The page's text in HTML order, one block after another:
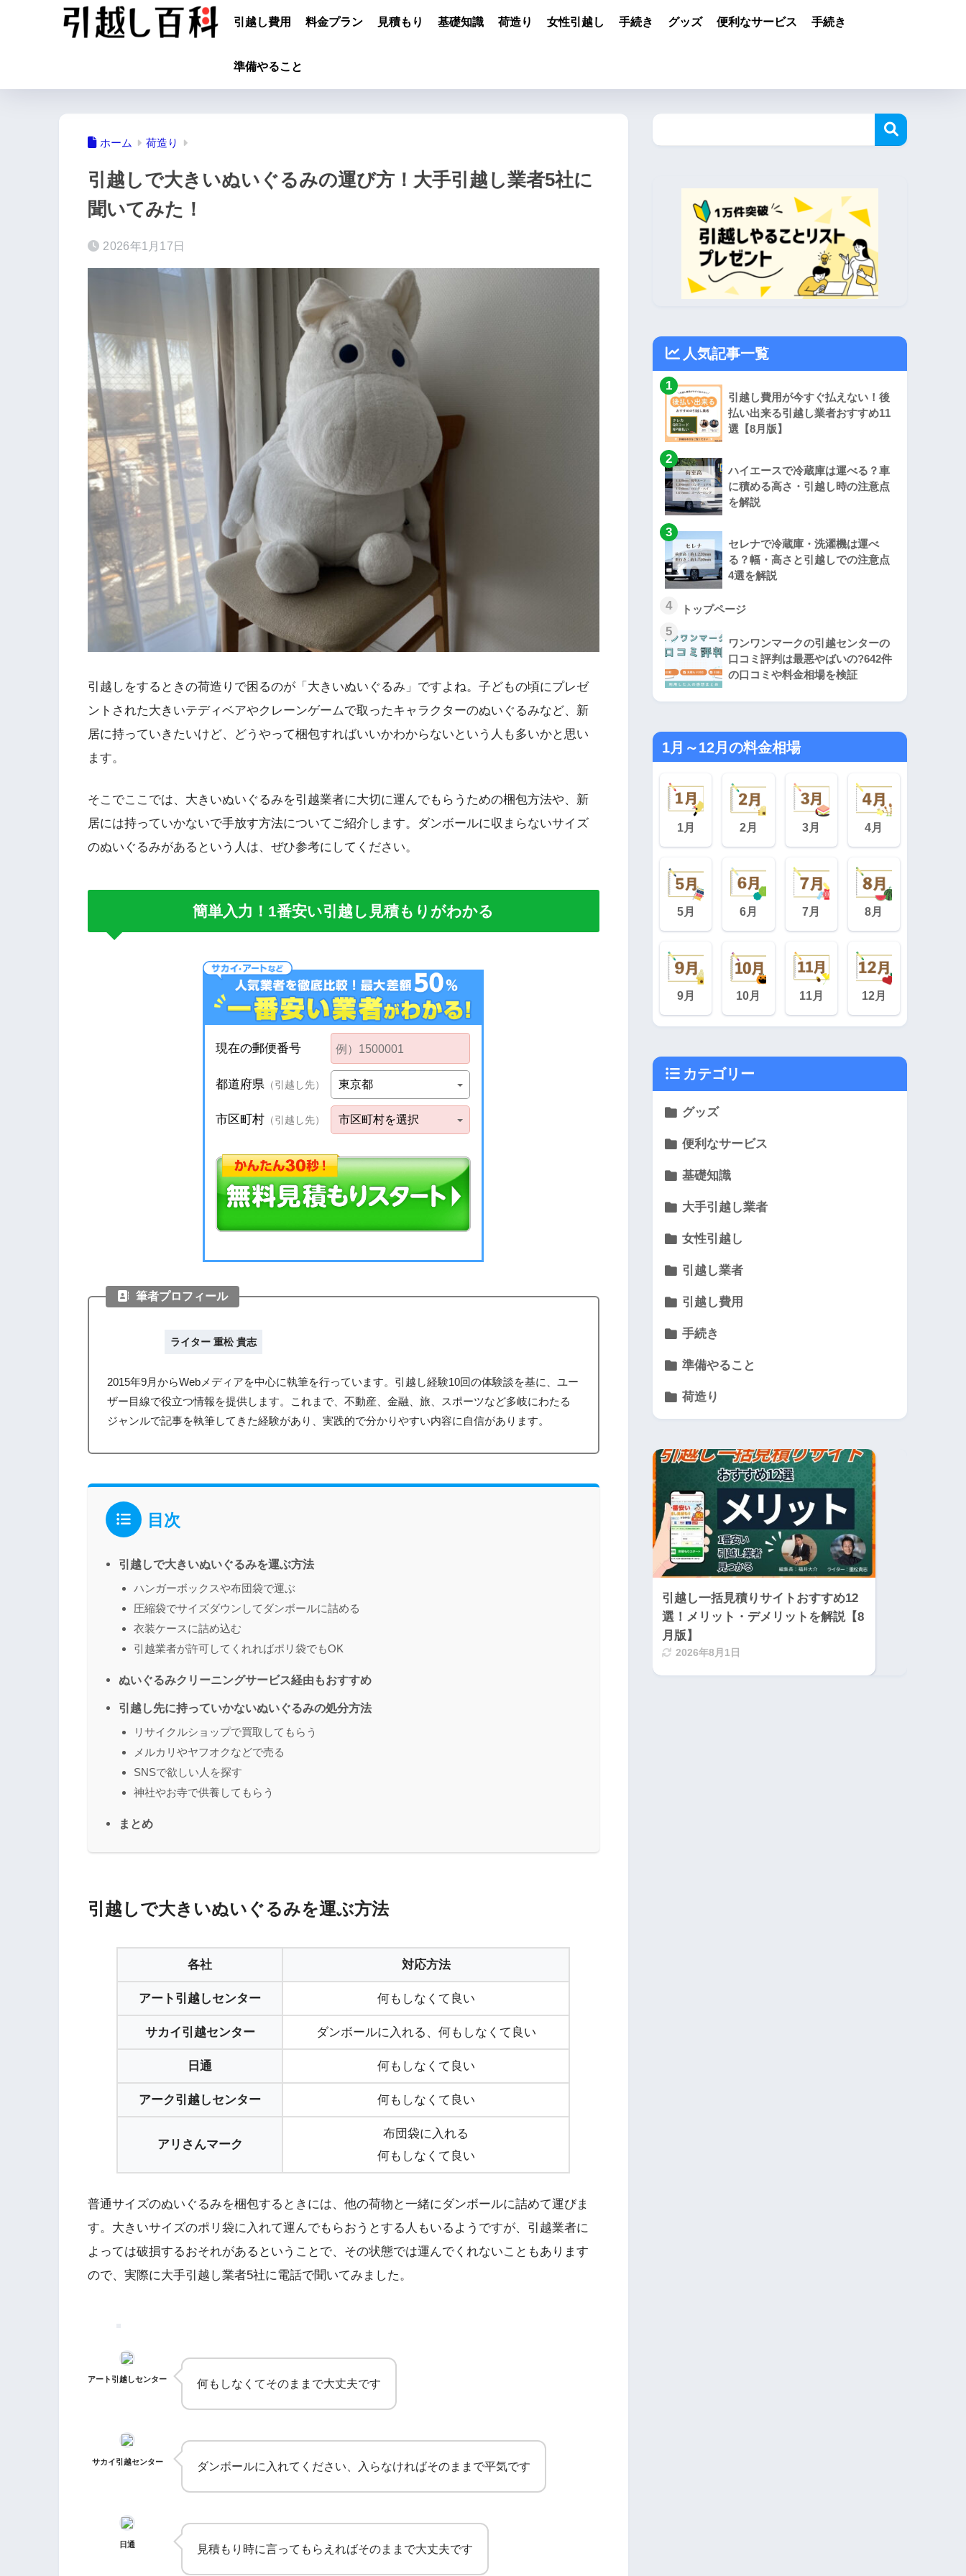
引越し費用 料金プラン 見積もり 基礎知識 荷造り 女性引越し 手続き グッズ 便利なサービス 手続き
準備やること
ホーム 荷造り
引越しで大きいぬいぐるみの運び方！大手引越し業者5社に
聞いてみた！
2026年1月17日
引越しをするときの荷造りで困るのが「大きいぬいぐるみ」ですよね。子どもの頃にプレゼ
ントされた大きいテディベアやクレーンゲームで取ったキャラクターのぬいぐるみなど、新
居に持っていきたいけど、どうやって梱包すればいいかわからないという人も多いかと思い
ます。
そこでここでは、大きいぬいぐるみを引越業者に大切に運んでもらうための梱包方法や、新
居には持っていかないで手放す方法についてご紹介します。ダンボールに収まらないサイズ
のぬいぐるみがあるという人は、ぜひ参考にしてください。
簡単入力！1番安い引越し見積もりがわかる
筆者プロフィール
ライター 重松 貴志
2015年9月からWebメディアを中心に執筆を行っています。引越し経験10回の体験談を基に、ユー
ザー目線で役立つ情報を提供します。これまで、不動産、金融、旅、スポーツなど多岐にわたる
ジャンルで記事を執筆してきた経験があり、実践的で分かりやすい内容に自信があります。
目次
引越しで大きいぬいぐるみを運ぶ方法
ハンガーボックスや布団袋で運ぶ
圧縮袋でサイズダウンしてダンボールに詰める
衣装ケースに詰め込む
引越業者が許可してくれればポリ袋でもOK
ぬいぐるみクリーニングサービス経由もおすすめ
引越し先に持っていかないぬいぐるみの処分方法
リサイクルショップで買取してもらう
メルカリやヤフオクなどで売る
SNSで欲しい人を探す
神社やお寺で供養してもらう
まとめ
引越しで大きいぬいぐるみを運ぶ方法
各社 対応方法
アート引越しセンター 何もしなくて良い
サカイ引越センター ダンボールに入れる、何もしなくて良い
日通 何もしなくて良い
アーク引越しセンター 何もしなくて良い
アリさんマーク
布団袋に入れる
何もしなくて良い
普通サイズのぬいぐるみを梱包するときには、他の荷物と一緒にダンボールに詰めて運びま
す。大きいサイズのポリ袋に入れて運んでもらおうとする人もいるようですが、引越業者に
よっては破損するおそれがあるということで、その状態では運んでくれないこともあります
ので、実際に大手引越し業者5社に電話で聞いてみました。
アート引越しセンター 何もしなくてそのままで大丈夫です
サカイ引越センター ダンボールに入れてください、入らなければそのままで平気です
日通 見積もり時に言ってもらえればそのままで大丈夫です
人気記事一覧
1
引越し費用が今すぐ払えない！後
払い出来る引越し業者おすすめ11
選【8月版】
2
ハイエースで冷蔵庫は運べる？車
に積める高さ・引越し時の注意点
を解説
3
セレナで冷蔵庫・洗濯機は運べ
る？幅・高さと引越しでの注意点
4選を解説
4 トップページ
5
ワンワンマークの引越センターの
口コミ評判は最悪やばいの?642件
の口コミや料金相場を検証
1月～12月の料金相場
1月 2月 3月 4月
5月 6月 7月 8月
9月 10月 11月 12月
カテゴリー
グッズ
便利なサービス
基礎知識
大手引越し業者
女性引越し
引越し業者
引越し費用
手続き
準備やること
荷造り
引越し一括見積りサイトおすすめ12
選！メリット・デメリットを解説【8
月版】
2026年8月1日